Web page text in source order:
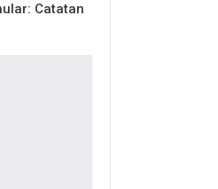
Catatan